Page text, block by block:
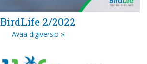
BirdLife 2/2022
Avaa digiversio »